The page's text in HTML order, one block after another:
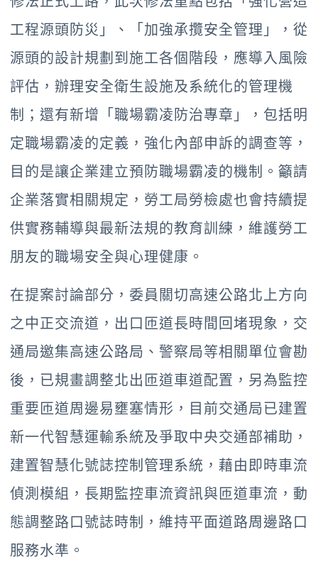
工程源頭防災」、「加強承攬安全管理」，從
源頭的設計規劃到施工各個階段，應導入風險
評估，辦理安全衛生設施及系統化的管理機
制；還有新增「職場霸凌防治專章」，包括明
定職場霸凌的定義，強化內部申訴的調查等，
目的是讓企業建立預防職場霸凌的機制。籲請
企業落實相關規定，勞工局勞檢處也會持續提
供實務輔導與最新法規的教育訓練，維護勞工
朋友的職場安全與心理健康。
在提案討論部分，委員關切高速公路北上方向
之中正交流道，出口匝道長時間回堵現象，交
通局邀集高速公路局、警察局等相關單位會勘
後，已規畫調整北出匝道車道配置，另為監控
重要匝道周邊易壅塞情形，目前交通局已建置
新一代智慧運輸系統及爭取中央交通部補助，
建置智慧化號誌控制管理系統，藉由即時車流
偵測模組，長期監控車流資訊與匝道車流，動
態調整路口號誌時制，維持平面道路周邊路口
服務水準。